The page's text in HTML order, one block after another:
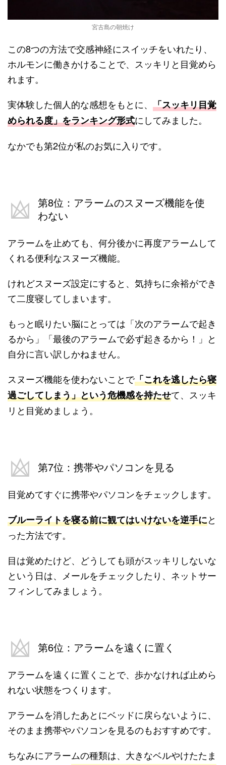
宮古島の朝焼け
この8つの方法で交感神経にスイッチをいれたり、
ホルモンに働きかけることで、スッキリと目覚めら
れます。
実体験した個人的な感想をもとに、 「スッキリ目覚
められる度」をランキング形式にしてみました。
なかでも第2位が私のお気に入りです。
第8位：アラームのスヌーズ機能を使
わない
アラームを止めても、何分後かに再度アラームして
くれる便利なスヌーズ機能。
けれどスヌーズ設定にすると、気持ちに余裕ができ
て二度寝してしまいます。
もっと眠りたい脳にとっては「次のアラームで起き
るから」「最後のアラームで必ず起きるから！」と
自分に言い訳しかねません。
スヌーズ機能を使わないことで「これを逃したら寝
過ごしてしまう」という危機感を持たせて、スッキ
リと目覚めましょう。
第7位：携帯やパソコンを見る
目覚めてすぐに携帯やパソコンをチェックします。
ブルーライトを寝る前に観てはいけないを逆手にと
った方法です。
目は覚めたけど、どうしても頭がスッキリしないな
という日は、メールをチェックしたり、ネットサー
フィンしてみましょう。
第6位：アラームを遠くに置く
アラームを遠くに置くことで、歩かなければ止めら
れない状態をつくります。
アラームを消したあとにベッドに戻らないように、
そのまま携帯やパソコンを見るのもおすすめです。
ちなみにアラームの種類は、大きなベルやけたたま